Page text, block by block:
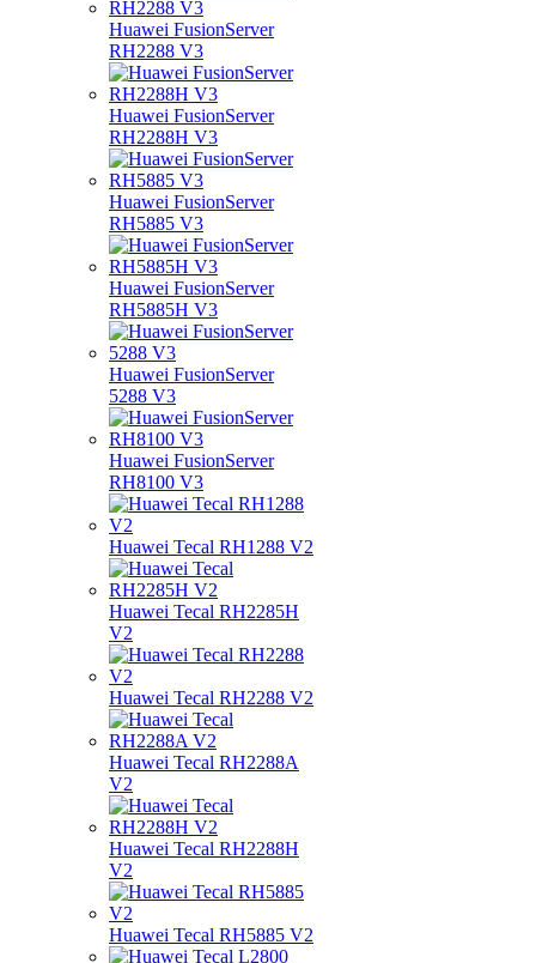
Huawei FusionServer
RH2288 V3
Huawei FusionServer
RH2288H V3
Huawei FusionServer
RH5885 V3
Huawei FusionServer
RH5885H V3
Huawei FusionServer
5288 V3
Huawei FusionServer
RH8100 V3
Huawei Tecal RH1288 V2
Huawei Tecal RH2285H
V2
Huawei Tecal RH2288 V2
Huawei Tecal RH2288A
V2
Huawei Tecal RH2288H
V2
Huawei Tecal RH5885 V2